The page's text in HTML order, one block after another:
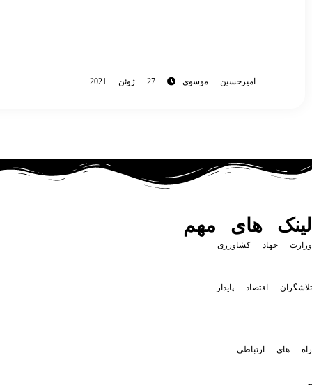
امیرحسین موسوی
لینک های مهم
وزارت جهاد کشاورزی
تلاشگران اقتصاد پایدار
راه های ارتباطی